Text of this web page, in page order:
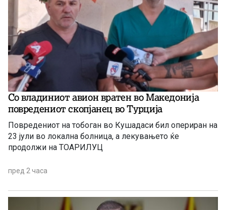
Со владиниот авион вратен во Македонија
повредениот скопјанец во Турција
Повредениот на тобоган во Кушадаси бил опериран на
23 јули во локална болница, а лекувањето ќе
продолжи на ТОАРИЛУЦ
пред 2 часа